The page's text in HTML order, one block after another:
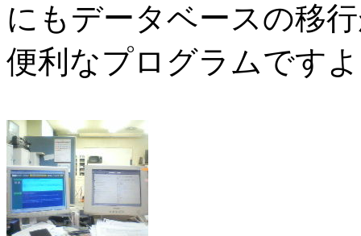
にもデータベースの移
便利なプログラムです